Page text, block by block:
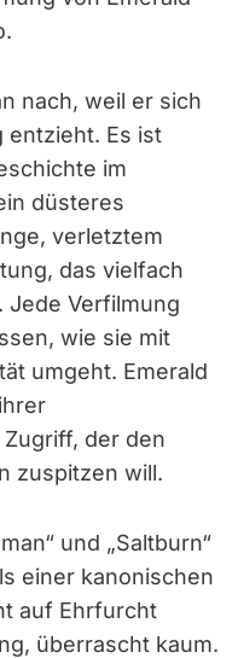
nach, weil er sich
entzieht. Es ist
im
düsteres
verletztem
das vielfach
Jede Verfilmung
wie sie mit
umgeht. Emerald
der den
zuspitzen will.
und „Saltburn“
einer kanonischen
auf Ehrfurcht
überrascht kaum.